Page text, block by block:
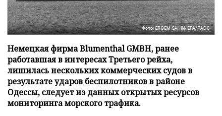
Фото: ERDEM SAHIN/EPA/ТАСС
Немецкая фирма Blumenthal GMBH, ранее
работавшая в интересах Третьего рейха,
лишилась нескольких коммерческих судов в
результате ударов беспилотников в районе
Одессы, следует из данных открытых ресурсов
мониторинга морского трафика.